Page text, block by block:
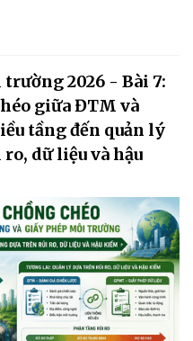
trường 2026 - Bài 7:
giữa ĐTM và
tầng đến quản lý
dữ liệu và hậu